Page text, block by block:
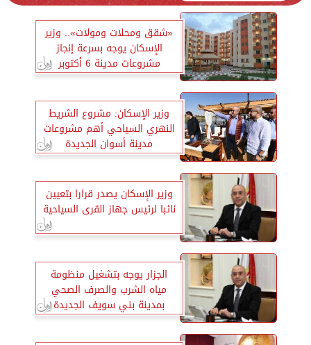
«شقق ومحلات ومولات».. وزير
الإسكان يوجه بسرعة إنجاز
مشروعات مدينة 6 أكتوبر
وزير الإسكان: مشروع الشريط
النهري السياحي أهم مشروعات
مدينة أسوان الجديدة
وزير الإسكان يصدر قرارا بتعيين
نائبا لرئيس جهاز القرى السياحية
الجزار يوجه بتشغيل منظومة
مياه الشرب والصرف الصحي
بمدينة بني سويف الجديدة